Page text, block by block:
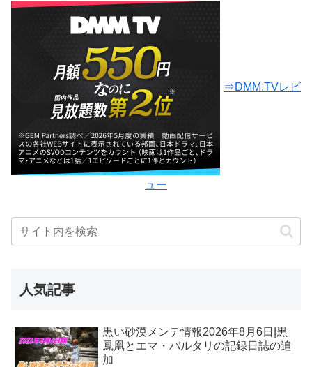
⇒DMM.TVレビ
ュー
人気記事
黒い砂漠メンテ情報2026年8月6日|黒
鳳凰とエマ・バルタリの記録日誌の追
加